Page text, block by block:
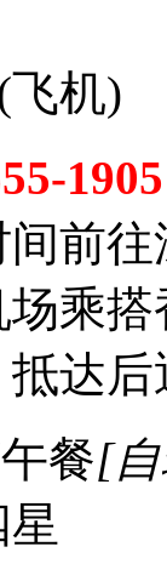
飞机)
1905
前
乘
达后
午餐[